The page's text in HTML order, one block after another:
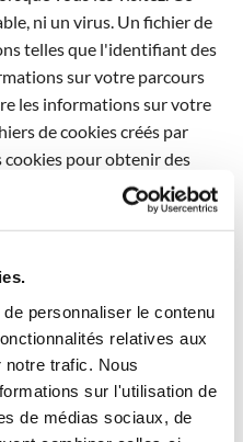
personnaliser le contenu
relatives aux
trafic. Nous
sur l'utilisation de
de médias sociaux, de
ni un virus. Un fichier de
telles que l'identifiant des
sur votre parcours
les informations sur votre
de cookies créés par
cookies pour obtenir des
par le site. Nous sommes
que vous faites des
schéma de navigation
personnelles que vous
ces informations à une
les cookies, ou être
un cookie en réglant les